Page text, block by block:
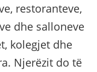
restoranteve,
dhe salloneve
kolegjet dhe
Njerëzit do të